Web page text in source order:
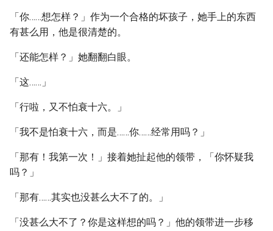
「你……想怎样？」作为一个合格的坏孩子，她手上的东西
有甚么用，他是很清楚的。
「还能怎样？」她翻翻白眼。
「这……」
「行啦，又不怕衰十六。」
「我不是怕衰十六，而是……你……经常用吗？」
「那有！我第一次！」接着她扯起他的领带，「你怀疑我
吗？」
「那有……其实也没甚么大不了的。」
「没甚么大不了？你是这样想的吗？」他的领带进一步移